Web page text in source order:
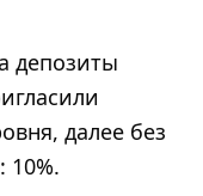
депозиты
далее без
10%.